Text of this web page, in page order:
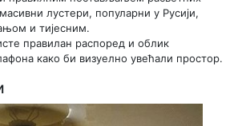
лустери, популарни у Русији,
и тијесним.
правилан распоред и облик
како би визуелно увећали простор.